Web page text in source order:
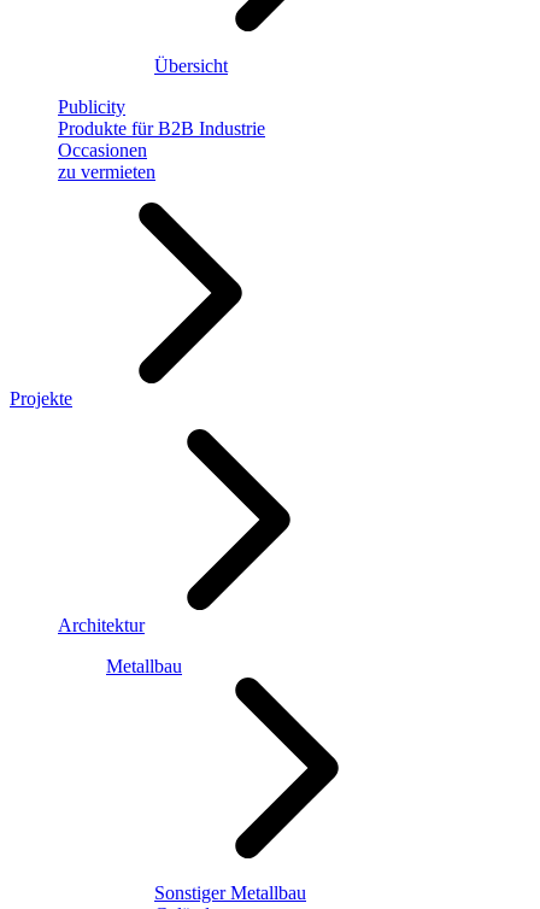
Übersicht
Publicity
Produkte für B2B Industrie
Occasionen
zu vermieten
Projekte
Architektur
Metallbau
Sonstiger Metallbau